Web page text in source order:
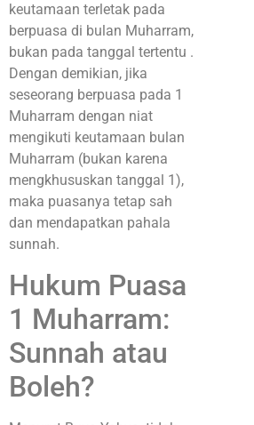
keutamaan terletak pada
berpuasa di bulan Muharram,
bukan pada tanggal tertentu .
Dengan demikian, jika
seseorang berpuasa pada 1
Muharram dengan niat
mengikuti keutamaan bulan
Muharram (bukan karena
mengkhususkan tanggal 1),
maka puasanya tetap sah
dan mendapatkan pahala
sunnah.
Hukum Puasa
1 Muharram:
Sunnah atau
Boleh?